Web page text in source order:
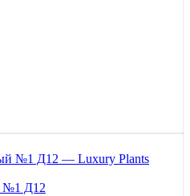
№1 Д12